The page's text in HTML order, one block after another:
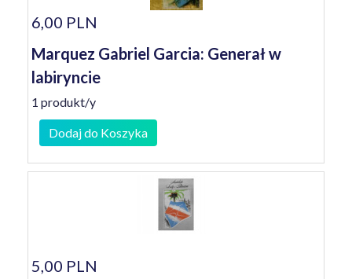
6,00 PLN
Marquez Gabriel Garcia: Generał w
labiryncie
1 produkt/y
Dodaj do Koszyka
5,00 PLN